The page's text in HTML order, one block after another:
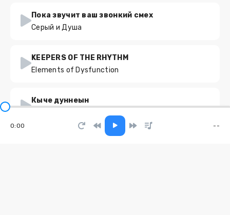
Пока звучит ваш звонкий смех
Серый и Душа
KEEPERS OF THE RHYTHM
Elements of Dysfunction
Кыче дуннеын
0:00 --